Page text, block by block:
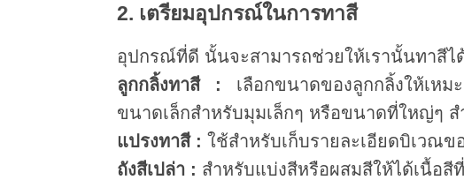
2. เตรียมอุปกรณ์ในการทาสี
อุปกรณ์ที่ดี นั้นจะสามารถช่วยให้เรานั้นทาสีไ
ลูกกลิ้งทาสี : เลือกขนาดของลูกกลิ้งให้เห
ขนาดเล็กสำหรับมุมเล็กๆ หรือขนาดที่ใหญ่ๆ ส
แปรงทาสี : ใช้สำหรับเก็บรายละเอียดบิเวณ
ถังสีเปล่า : สำหรับแบ่งสีหรือผสมสีให้ได้เนื้อสี